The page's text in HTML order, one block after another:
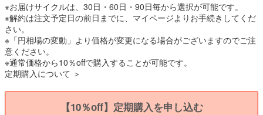
※お届けサイクルは、30日・60日・90日毎から選択が可能です。
※解約は注文予定日の前日までに、マイページよりお手続きしてくだ
さい。
※「円相場の変動」より価格が変更になる場合がございますのでご注
意ください。
※通常価格から10％offで購入することが可能です。
定期購入について ＞
【10％off】定期購入を申し込む